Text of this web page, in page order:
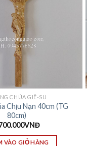
CHÚA GIÊ-SU
Chịu Nạn 40cm (TG
80cm)
VNĐ
VÀO GIỎ HÀNG